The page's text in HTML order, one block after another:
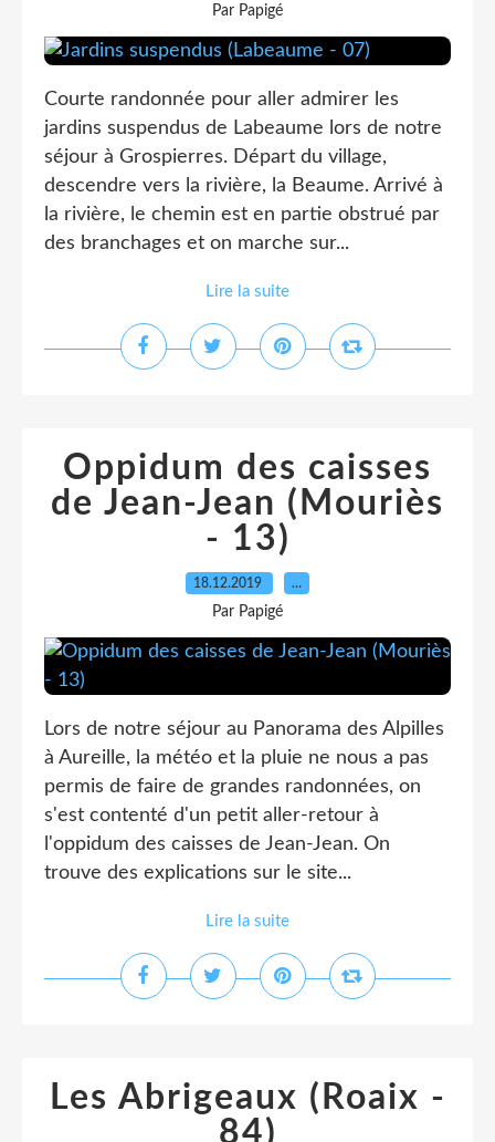
Par Papigé
Courte randonnée pour aller admirer les
jardins suspendus de Labeaume lors de notre
séjour à Grospierres. Départ du village,
descendre vers la rivière, la Beaume. Arrivé à
la rivière, le chemin est en partie obstrué par
des branchages et on marche sur...
Lire la suite
Oppidum des caisses
de Jean-Jean (Mouriès
- 13)
18.12.2019 …
Par Papigé
Lors de notre séjour au Panorama des Alpilles
à Aureille, la météo et la pluie ne nous a pas
permis de faire de grandes randonnées, on
s'est contenté d'un petit aller-retour à
l'oppidum des caisses de Jean-Jean. On
trouve des explications sur le site...
Lire la suite
Les Abrigeaux (Roaix -
84)